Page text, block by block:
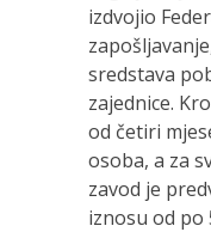
izdvojio
sredstava
zajednice.
od četiri
osoba, a za
zavod je
iznosu od po